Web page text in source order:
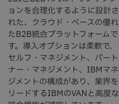
ョンを合理化するように設計さ
れた、クラウド・ベースの優れ
たB2B統合プラットフォームで
す。導入オプションは柔軟で、
セルフ・マネジメント、パート
ナー・マネジメント、IBMマネ
ジメントの構成があり、業界を
リードするIBMのVANと高度な